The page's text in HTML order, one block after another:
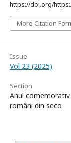
https://doi.org/
More Citation
Issue
Vol 23 (2025)
Section
Anul
români din seco